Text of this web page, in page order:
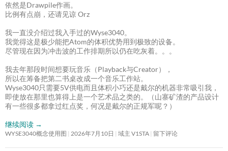
依然是Drawpile作画。
比例有点崩，还请见谅 Orz
我一直没介绍过我入手过的Wyse3040。
我觉得这是极少能把Atom的体积优势用到极致的设备。
尽管现在因为冲击波的工作排期所以仍在吃灰着。。。
我去年那段时间想要玩音乐（Playback与Creator），
所以在筹备把第二书桌改成一个音乐工作站。
Wyse3040只需要5V供电而且体积小巧还是戴尔的机器非常吸引我，
即使放在那里也算得上是一个艺术品之类的。（山寨矿渣的产品设计
有一些很多都拿过红点奖，何况是戴尔的正规军呢？）
继续阅读 →
WYSE3040概念使用图 2026年7月10日 域主 V1STA 留下评论